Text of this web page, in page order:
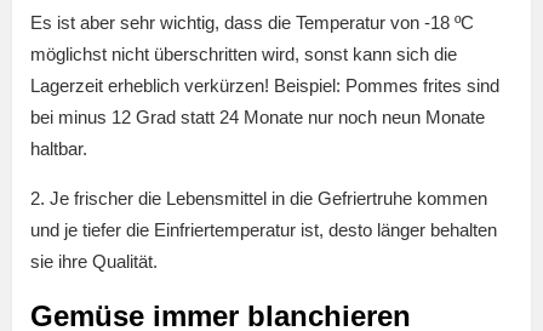
Es ist aber sehr wichtig, dass die Temperatur von -18 ºC
möglichst nicht überschritten wird, sonst kann sich die
Lagerzeit erheblich verkürzen! Beispiel: Pommes frites sind
bei minus 12 Grad statt 24 Monate nur noch neun Monate
haltbar.
2. Je frischer die Lebensmittel in die Gefriertruhe kommen
und je tiefer die Einfriertemperatur ist, desto länger behalten
sie ihre Qualität.
Gemüse immer blanchieren